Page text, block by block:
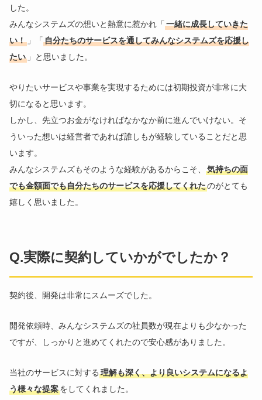
した。
みんなシステムズの想いと熱意に惹かれ「一緒に成長していきた
い！ 」「自分たちのサービスを通してみんなシステムズを応援し
たい 」と思いました。
やりたいサービスや事業を実現するためには初期投資が非常に大
切になると思います。
しかし、先立つお金がなければなかなか前に進んでいけない。そ
ういった想いは経営者であれば誰しもが経験していることだと思
います。
みんなシステムズもそのような経験があるからこそ、気持ちの面
でも金額面でも自分たちのサービスを応援してくれたのがとても
嬉しく思いました。
Q.実際に契約していかがでしたか？
契約後、開発は非常にスムーズでした。
開発依頼時、みんなシステムズの社員数が現在よりも少なかった
ですが、しっかりと進めてくれたので安心感がありました。
当社のサービスに対する理解も深く、より良いシステムになるよ
う様々な提案をしてくれました。